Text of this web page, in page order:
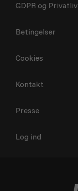
GDPR og Privatliv
Betingelser
Cookies
Kontakt
Presse
Log ind